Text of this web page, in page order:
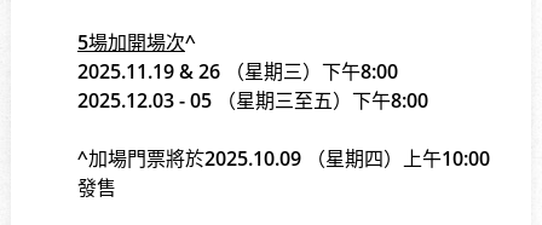
5場加開場次^
2025.11.19 & 26 （星期三）下午8:00
2025.12.03 - 05 （星期三至五）下午8:00
^加場門票將於2025.10.09 （星期四）上午10:00
發售